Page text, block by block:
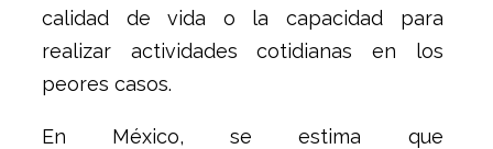
calidad de vida o la capacidad para
realizar actividades cotidianas en los
peores casos.
En México, se estima que